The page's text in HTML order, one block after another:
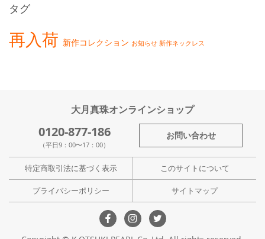
タグ
再入荷 新作コレクション お知らせ 新作ネックレス
大月真珠オンラインショップ
0120-877-186
（平日9：00〜17：00）
お問い合わせ
特定商取引法に基づく表示 このサイトについて
プライバシーポリシー サイトマップ